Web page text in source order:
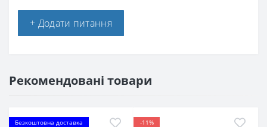
+ Додати питання
Рекомендовані товари
Безкоштовна доставка
-11%